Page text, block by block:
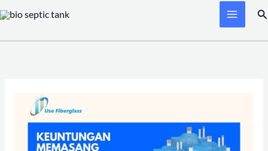
Skip
content